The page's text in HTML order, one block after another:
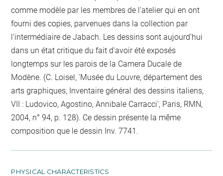
comme modèle par les membres de l'atelier qui en ont
fourni des copies, parvenues dans la collection par
l'intermédiaire de Jabach. Les dessins sont aujourd'hui
dans un état critique du fait d'avoir été exposés
longtemps sur les parois de la Camera Ducale de
Modène. (C. Loisel, 'Musée du Louvre, département des
arts graphiques, Inventaire général des dessins italiens,
VII : Ludovico, Agostino, Annibale Carracci', Paris, RMN,
2004, n° 94, p. 128). Ce dessin présente la même
composition que le dessin Inv. 7741.
PHYSICAL CHARACTERISTICS